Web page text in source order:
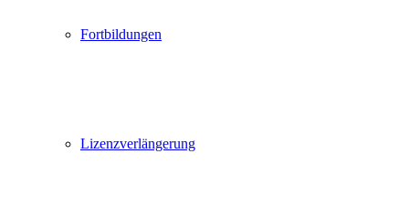
Fortbildungen
Lizenzverlängerung